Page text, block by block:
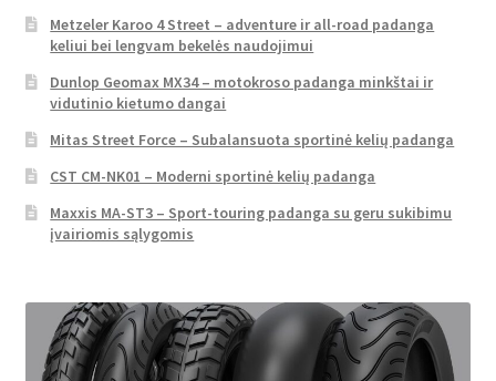
Metzeler Karoo 4 Street – adventure ir all-road padanga
keliui bei lengvam bekelės naudojimui
Dunlop Geomax MX34 – motokroso padanga minkštai ir
vidutinio kietumo dangai
Mitas Street Force – Subalansuota sportinė kelių padanga
CST CM-NK01 – Moderni sportinė kelių padanga
Maxxis MA-ST3 – Sport-touring padanga su geru sukibimu
įvairiomis sąlygomis